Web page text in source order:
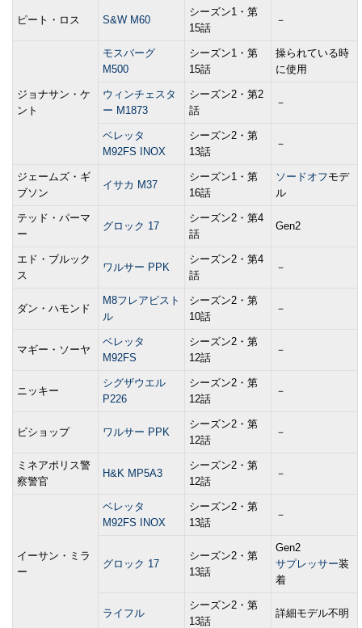
ピート・ロス S&W M60
シーズン1・第
15話
－
ジョナサン・ケ
ント
モスバーグ
M500
シーズン1・第
15話
操られている時
に使用
ウィンチェスタ
ー M1873
シーズン2・第2
話
－
ベレッタ
M92FS INOX
シーズン2・第
13話
－
ジェームズ・ギ
ブソン
イサカ M37
シーズン1・第
16話
ソードオフモデ
ル
テッド・パーマ
ー
グロック 17
シーズン2・第4
話
Gen2
エド・ブルック
ス
ワルサー PPK
シーズン2・第4
話
－
ダン・ハモンド
M8フレアピスト
ル
シーズン2・第
10話
－
マギー・ソーヤ
ベレッタ
M92FS
シーズン2・第
12話
－
ニッキー
シグザウエル
P226
シーズン2・第
12話
－
ビショップ ワルサー PPK
シーズン2・第
12話
－
ミネアポリス警
察警官
H&K MP5A3
シーズン2・第
12話
－
イーサン・ミラ
ー
ベレッタ
M92FS INOX
シーズン2・第
13話
－
グロック 17
シーズン2・第
13話
Gen2
サプレッサー装
着
ライフル
シーズン2・第
13話
詳細モデル不明